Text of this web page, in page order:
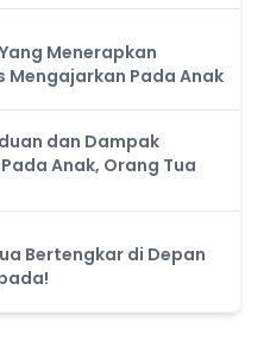
Menerapkan
Mengajarkan Pada Anak
dan Dampak
Anak, Orang Tua
Bertengkar di Depan